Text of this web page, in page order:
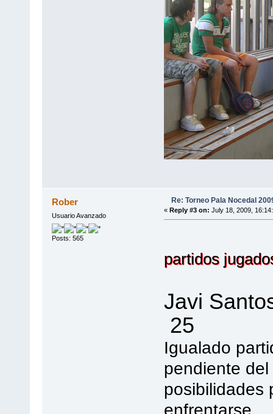
Rober
Usuario Avanzado
Posts: 565
Re: Torneo Pala Nocedal
« Reply #3 on: July 18, 2009,
partidos
Javi
25
Igualado
pendiente
posibilidades
enfrentarse.